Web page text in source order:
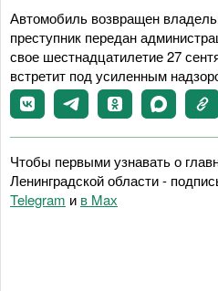
Автомобиль возвращен
преступник передан
свое шестнадцатилетие 27
встретит под усиленным
Чтобы первыми узнавать о
Ленинградской области -
Telegram и в Maх